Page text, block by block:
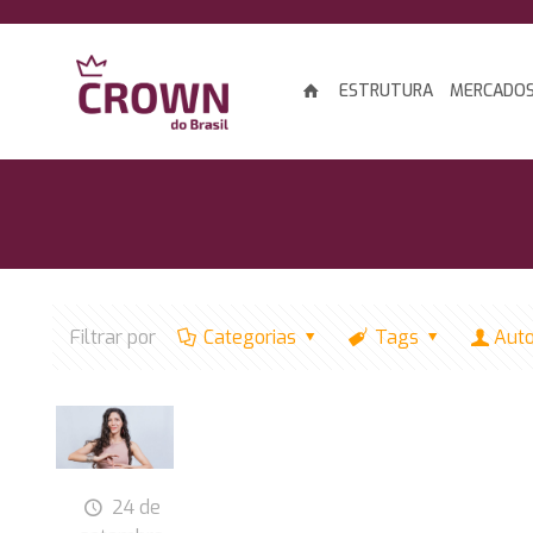
ESTRUTURA MERCADOS
Filtrar por Categorias Tags
24 de